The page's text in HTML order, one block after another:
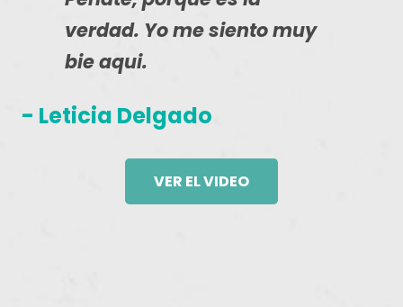
verdad. Yo me siento muy
bie aqui.
- Leticia Delgado
VER EL VIDEO